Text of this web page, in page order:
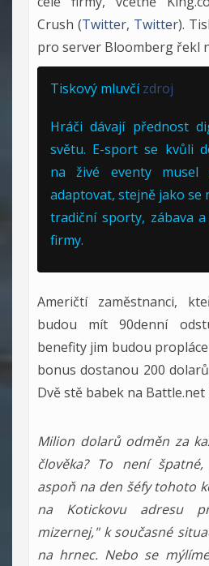
Crush (Twitter, Twitter).
pro server Bloomberg řekl
Tiskový mluvčízdroj
Hráči dávají přednost
světu. E-sport se kvůli
na živé eventy
adaptovat, stejně jako se
tradiční sporty, zábava
firmy.
Američtí zaměstnanci,
budou mít 90denní
benefity jim budou
bonus dostanou 200
Dvě stě babek na Battle.net
Milion dolarů odměn za
člověka? To není
aspoň na den šéfy tohoto
na Kotickovu adresu
mizernej," k současné
na hrnec. Nebo se